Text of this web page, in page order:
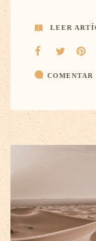
LEER
COMENTAR